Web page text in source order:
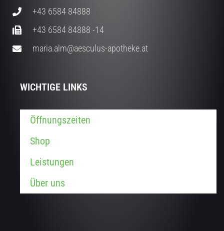
+43 6584 84888
+43 6584 84888 -14
maria.alm@aesculus-apotheke.at
WICHTIGE LINKS
Öffnungszeiten
Shop
Leistungen
Über uns